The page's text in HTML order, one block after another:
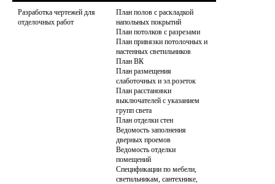
Разработка чертежей для
отделочных работ
План полов с раскладкой
напольных покрытий
План потолков с разрезами
План привязки потолочных и
настенных светильников
План ВК
План размещения
слаботочных и эл.розеток
План расстановки
выключателей с указанием
групп света
План отделки стен
Ведомость заполнения
дверных проемов
Ведомость отделки
помещений
Спецификации по мебели,
светильникам, сантехнике,
Доверяя проектирование глэмпингов
профессионалам ArchiAll, заказчики
получают высококачественный проект,
соответствующий современным
требованиям и способный привести
инвестиционного потенциала.